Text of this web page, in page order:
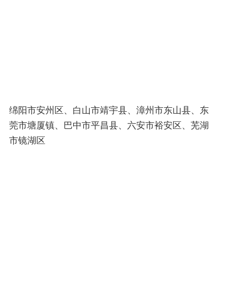
绵阳市安州区、白山市靖宇县、漳州市东山县、东
莞市塘厦镇、巴中市平昌县、六安市裕安区、芜湖
市镜湖区